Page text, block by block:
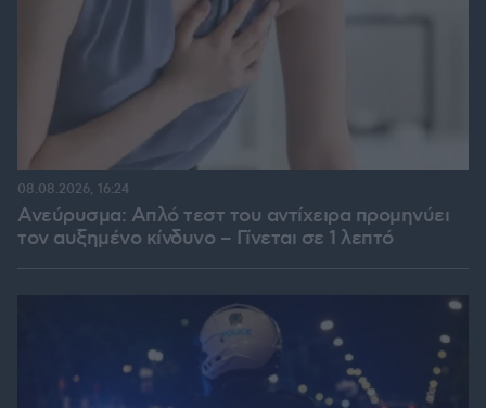
Ανεύρυσμα: Απλό τεστ του αντίχειρα προμηνύει
τον αυξημένο κίνδυνο – Γίνεται σε 1 λεπτό
08.08.2026, 16:24